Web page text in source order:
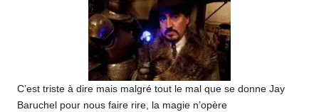
C’est triste à dire mais malgré tout le mal que se donne Jay
Baruchel pour nous faire rire, la magie n’opère